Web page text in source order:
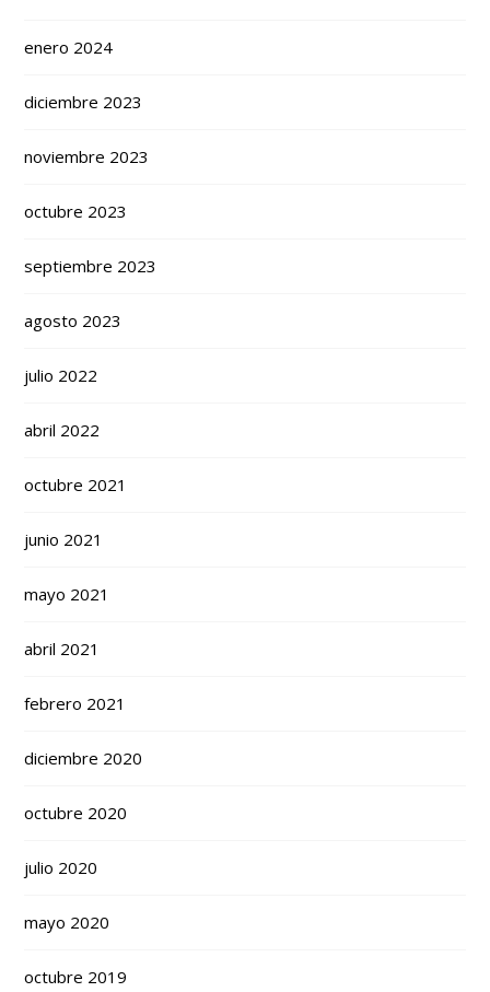
enero 2024
diciembre 2023
noviembre 2023
octubre 2023
septiembre 2023
agosto 2023
julio 2022
abril 2022
octubre 2021
junio 2021
mayo 2021
abril 2021
febrero 2021
diciembre 2020
octubre 2020
julio 2020
mayo 2020
octubre 2019